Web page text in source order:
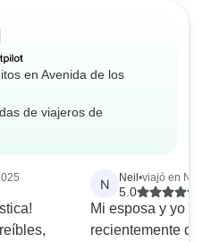
en Avenida de los
de viajeros de
N Neil •viajó en
5.0
Mi esposa y yo
recientemente